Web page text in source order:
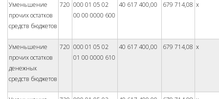
Уменьшение
прочих остатков
средств бюджетов
720 000 01 05 02
00 00 0000 600
40 617 400,00 679 714,08 x
Уменьшение
прочих остатков
денежнык
средств бюджетов
720 000 01 05 02
01 00 0000 610
40 617 400,00 679 714,08 x